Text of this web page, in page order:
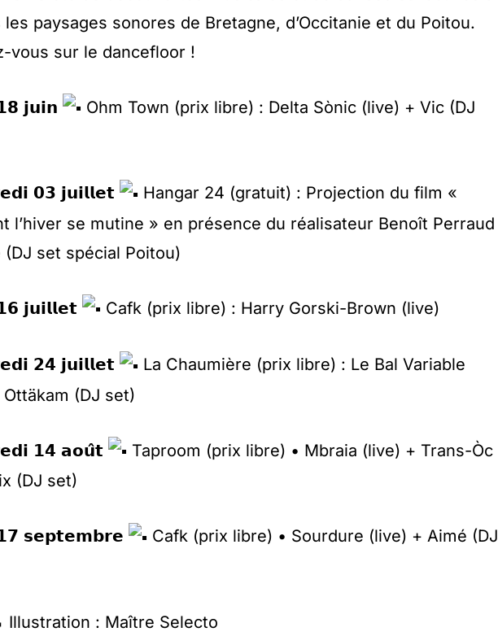
paysages sonores de Bretagne, d’Occitanie et du Poitou.
vous sur le dancefloor !
𝗷𝘂𝗶𝗻
Ohm Town (prix libre) : Delta Sònic (live) + Vic (DJ
𝟬𝟯 𝗷𝘂𝗶𝗹𝗹𝗲𝘁
Hangar 24 (gratuit) : Projection du film «
l’hiver se mutine » en présence du réalisateur Benoît Perraud
(DJ set spécial Poitou)
𝗷𝘂𝗶𝗹𝗹𝗲𝘁 Cafk (prix libre) : Harry Gorski-Brown (live)
𝟮𝟰 𝗷𝘂𝗶𝗹𝗹𝗲𝘁
La Chaumière (prix libre) : Le Bal Variable
(DJ set)
𝟭𝟰 𝗮𝗼𝘂̂𝘁
Taproom (prix libre) • Mbraia (live) + Trans-Òc
(DJ set)
𝘀𝗲𝗽𝘁𝗲𝗺𝗯𝗿𝗲
Cafk (prix libre) • Sourdure (live) + Aimé (DJ
Illustration : Maître Selecto